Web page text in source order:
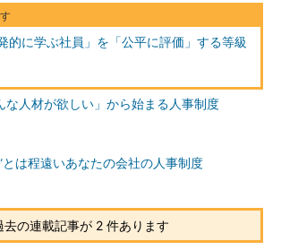
自社の等級制度とITSS（ITスキル標準）との
必要ならば、ITSSの内容を柱にすることも
は、求められる能力が異なります。一般社
ークラスと新人では求められる能力が異なる
前に管理職向け、リーダー向けと分けたうえ
な能力を整理することが必要です。
将来マネジメント業務を担う人材」「最先端
るスペシャリスト」のように人材を区分して
級体系を分けておき、それぞれに最適な柱の
発的に学ぶ社員」を「公平に評価」する等級
な人材が欲しい」から始まる人事制度
とは程遠いあなたの会社の人事制度
去の連載記事が 2 件あります